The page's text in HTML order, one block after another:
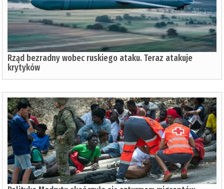
Rząd bezradny wobec ruskiego ataku. Teraz atakuje
krytyków